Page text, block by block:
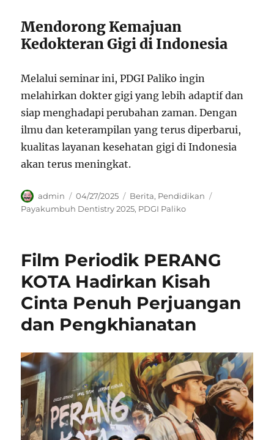
Mendorong Kemajuan
Kedokteran Gigi di Indonesia
Melalui seminar ini, PDGI Paliko ingin
melahirkan dokter gigi yang lebih adaptif dan
siap menghadapi perubahan zaman. Dengan
ilmu dan keterampilan yang terus diperbarui,
kualitas layanan kesehatan gigi di Indonesia
akan terus meningkat.
Author
admin
Posted
on
04/27/2025 Categories
Berita, Pendidikan
Payakumbuh Dentistry 2025, PDGI Paliko
Film Periodik PERANG
KOTA Hadirkan Kisah
Cinta Penuh Perjuangan
dan Pengkhianatan